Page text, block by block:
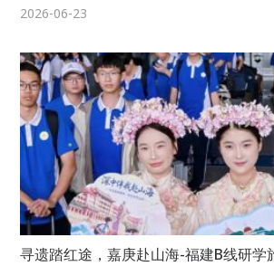
2026-06-23
寻遗踏红途，嘉庚赴山海-福建B线研学